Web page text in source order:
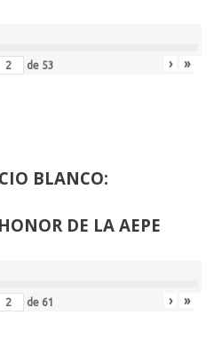
de 53 › »
BLANCO:
DE LA AEPE
de 61 › »